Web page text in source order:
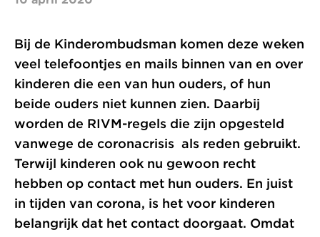
Bij de Kinderombudsman komen deze weken
veel telefoontjes en mails binnen van en over
kinderen die een van hun ouders, of hun
beide ouders niet kunnen zien. Daarbij
worden de RIVM-regels die zijn opgesteld
vanwege de coronacrisis als reden gebruikt.
Terwijl kinderen ook nu gewoon recht
hebben op contact met hun ouders. En juist
in tijden van corona, is het voor kinderen
belangrijk dat het contact doorgaat. Omdat